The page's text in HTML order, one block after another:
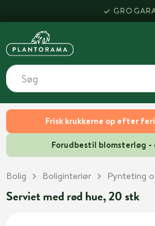
Frisk krukkerne op efter
Forudbestil blomsterløg -
Bolig Boliginteriør Pynteting
Serviet med rød hue, 20 stk